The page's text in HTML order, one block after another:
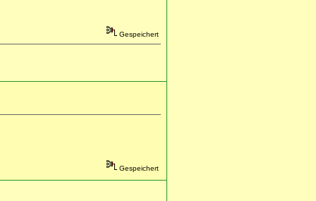
Gespeichert
Gespeichert